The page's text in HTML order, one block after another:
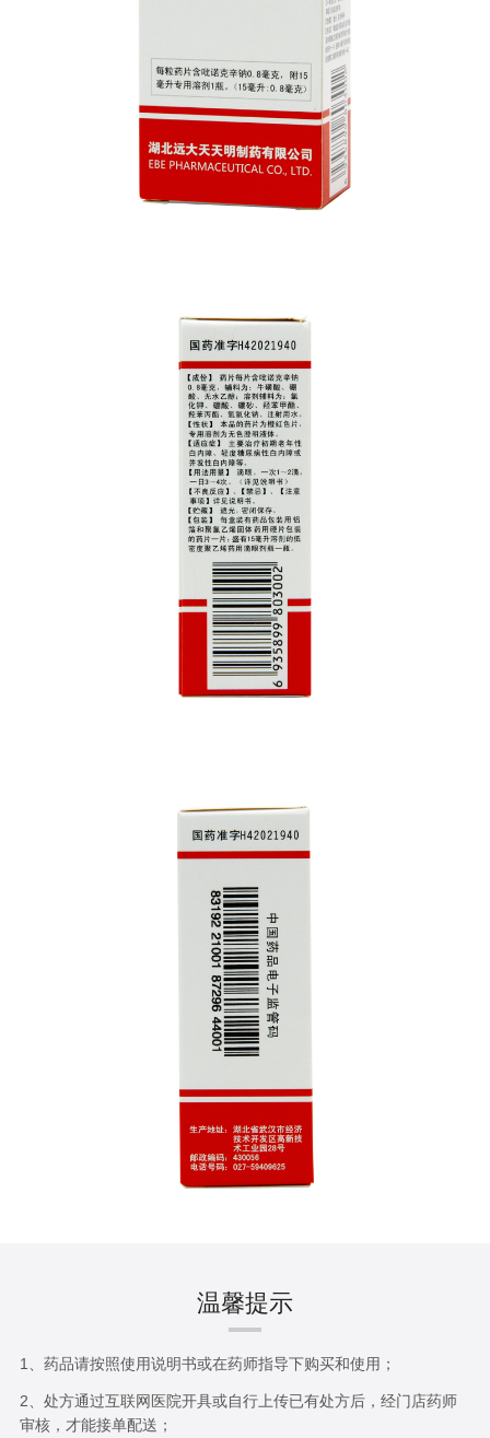
温馨提示
1、药品请按照使用说明书或在药师指导下购买和使用；
2、处方通过互联网医院开具或自行上传已有处方后，经门店药师
审核，才能接单配送；